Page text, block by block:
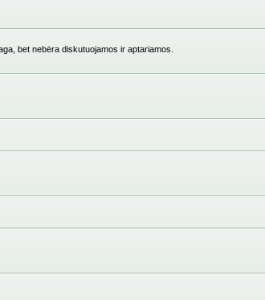
bet nebėra diskutuojamos ir aptariamos.